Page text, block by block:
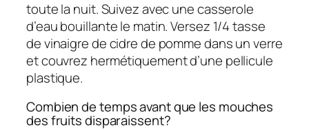
toute la nuit. Suivez avec une casserole
d’eau bouillante le matin. Versez 1/4 tasse
de vinaigre de cidre de pomme dans un verre
et couvrez hermétiquement d’une pellicule
plastique.
Combien de temps avant que les mouches
des fruits disparaissent?